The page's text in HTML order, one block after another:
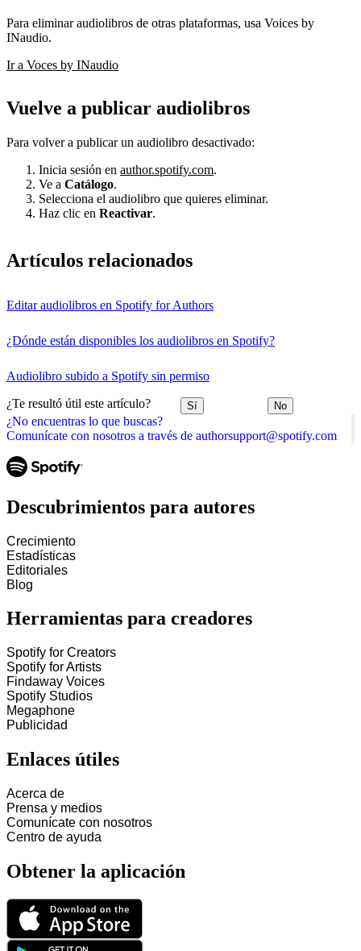
¿No encuentras lo que buscas?
Comunícate con nosotros a través de authorsupport@spotify.com
Para eliminar audiolibros de otras plataformas, usa Voices by
INaudio.
Ir a Voces by INaudio
Vuelve a publicar audiolibros
Para volver a publicar un audiolibro desactivado:
Inicia sesión en author.spotify.com.
Ve a Catálogo.
Selecciona el audiolibro que quieres eliminar.
Haz clic en Reactivar.
Artículos relacionados
Editar audiolibros en Spotify for Authors
¿Dónde están disponibles los audiolibros en Spotify?
Audiolibro subido a Spotify sin permiso
¿Te resultó útil este artículo? Sí No
Descubrimientos para autores
Crecimiento
Estadísticas
Editoriales
Blog
Herramientas para creadores
Spotify for Creators
Spotify for Artists
Findaway Voices
Spotify Studios
Megaphone
Publicidad
Enlaces útiles
Acerca de
Prensa y medios
Comunícate con nosotros
Centro de ayuda
Obtener la aplicación